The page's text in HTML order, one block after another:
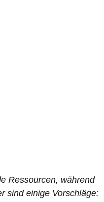
Ressourcen, während
sind einige Vorschläge: